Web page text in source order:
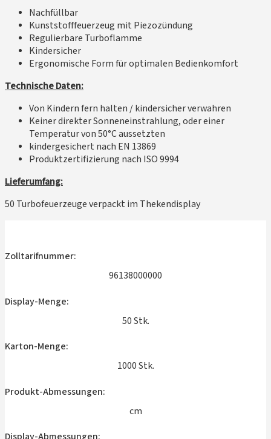
Nachfüllbar
Kunststofffeuerzeug mit Piezozündung
Regulierbare Turboflamme
Kindersicher
Ergonomische Form für optimalen Bedienkomfort
Technische Daten:
Von Kindern fern halten / kindersicher verwahren
Keiner direkter Sonneneinstrahlung, oder einer
Temperatur von 50°C aussetzten
kindergesichert nach EN 13869
Produktzertifizierung nach ISO 9994
Lieferumfang:
50 Turbofeuerzeuge verpackt im Thekendisplay
Zolltarifnummer:
96138000000
Display-Menge:
50 Stk.
Karton-Menge:
1000 Stk.
Produkt-Abmessungen:
cm